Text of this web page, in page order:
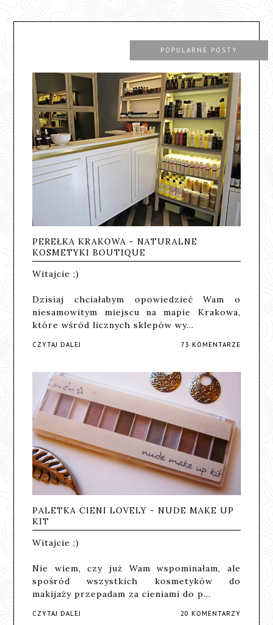
POPULARNE POSTY
PEREŁKA KRAKOWA - NATURALNE
KOSMETYKI BOUTIQUE
Witajcie ;)
Dzisiaj chciałabym opowiedzieć Wam o
niesamowitym miejscu na mapie Krakowa,
które wśród licznych sklepów wy…
CZYTAJ DALEJ 73 KOMENTARZE
PALETKA CIENI LOVELY - NUDE MAKE UP
KIT
Witajcie ;)
Nie wiem, czy już Wam wspominałam, ale
spośród wszystkich kosmetyków do
makijaży przepadam za cieniami do p…
CZYTAJ DALEJ 20 KOMENTARZY